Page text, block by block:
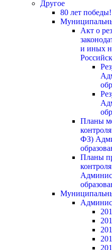
Другое
80 лет победы!
Акт о
и иных
Планы
ФЗ)
Планы